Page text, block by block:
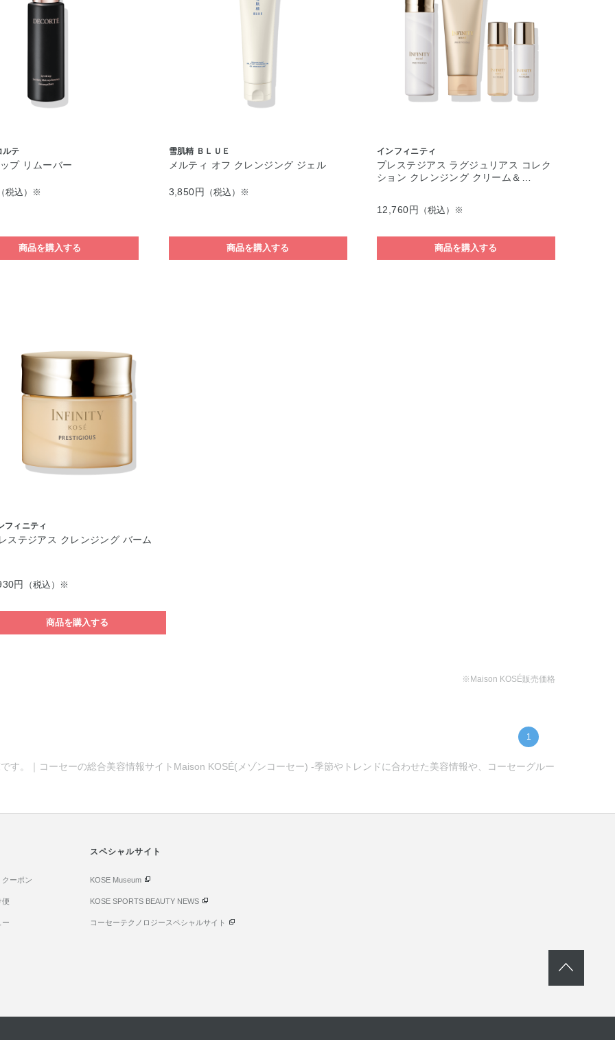
ルテ
プ リムーバー
税込）※
商品を購入する
雪肌精 ＢＬＵＥ
メルティ オフ クレンジング ジェル
3,850円 （税込）※
商品を購入する
インフィニティ
プレステジアス ラグジュリアス コレク
ション クレンジング クリーム＆…
12,760円 （税込）※
商品を購入する
フィニティ
ステジアス クレンジング バーム
円 （税込）※
商品を購入する
※Maison KOSÉ販売価格
1
す。｜コーセーの総合美容情報サイトMaison KOSÉ(メゾンコーセー) -季節やトレンドに合わせた美容情報や、コーセーグルー
クーポン
便
ー
スペシャルサイト
KOSE Museum
KOSE SPORTS BEAUTY NEWS
コーセーテクノロジースペシャルサイト